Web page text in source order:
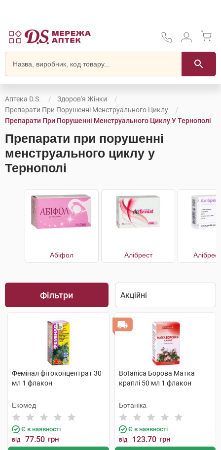
Аптека D.S.
Здоров'я Жінки
Препарати При Порушенні Менструального Циклу
Препарати При Порушенні Менструального Циклу У Тернополі
Препарати при порушенні
менструального циклу у
Тернополі
Абіфол Алібрест
Фільтри
Фемінал фітоконцентрат 30
мл 1 флакон
Екомед
Є в наявності
від 77.50 грн
Botanica Борова Матка
краплі 50 мл 1 флакон
Ботаніка
Є в наявності
від 123.70 грн